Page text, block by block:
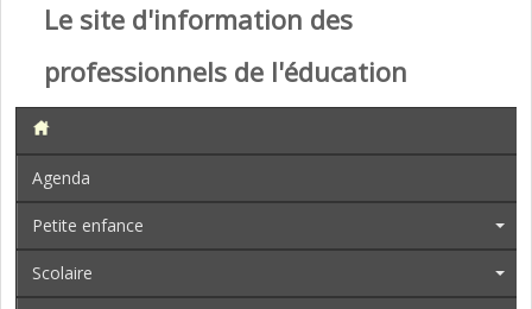
Le site d'information des
professionnels de l'éducation
Agenda
Petite enfance
Scolaire